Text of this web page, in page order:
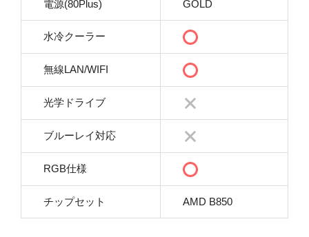
電源(80Plus) GOLD
水冷クーラー
無線LAN/WIFI
光学ドライブ
ブルーレイ対応
RGB仕様
チップセット AMD B850